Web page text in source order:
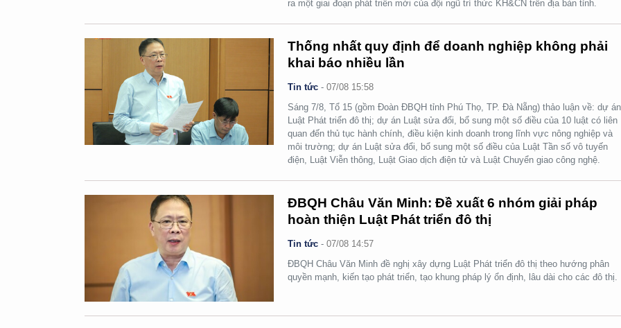
ra một giai đoạn phát triển mới của đội ngũ trí thức KH&CN trên địa bàn tỉnh.
Thống nhất quy định để doanh nghiệp không phải
khai báo nhiều lần
Tin tức -07/08 15:58
Sáng 7/8, Tổ 15 (gồm Đoàn ĐBQH tỉnh Phú Thọ, TP. Đà Nẵng) thảo luận về: dự án
Luật Phát triển đô thị; dự án Luật sửa đổi, bổ sung một số điều của 10 luật có liên
quan đến thủ tục hành chính, điều kiện kinh doanh trong lĩnh vực nông nghiệp và
môi trường; dự án Luật sửa đổi, bổ sung một số điều của Luật Tần số vô tuyến
điện, Luật Viễn thông, Luật Giao dịch điện tử và Luật Chuyển giao công nghệ.
ĐBQH Châu Văn Minh: Đề xuất 6 nhóm giải pháp
hoàn thiện Luật Phát triển đô thị
Tin tức -07/08 14:57
ĐBQH Châu Văn Minh đề nghị xây dựng Luật Phát triển đô thị theo hướng phân
quyền mạnh, kiến tạo phát triển, tạo khung pháp lý ổn định, lâu dài cho các đô thị.